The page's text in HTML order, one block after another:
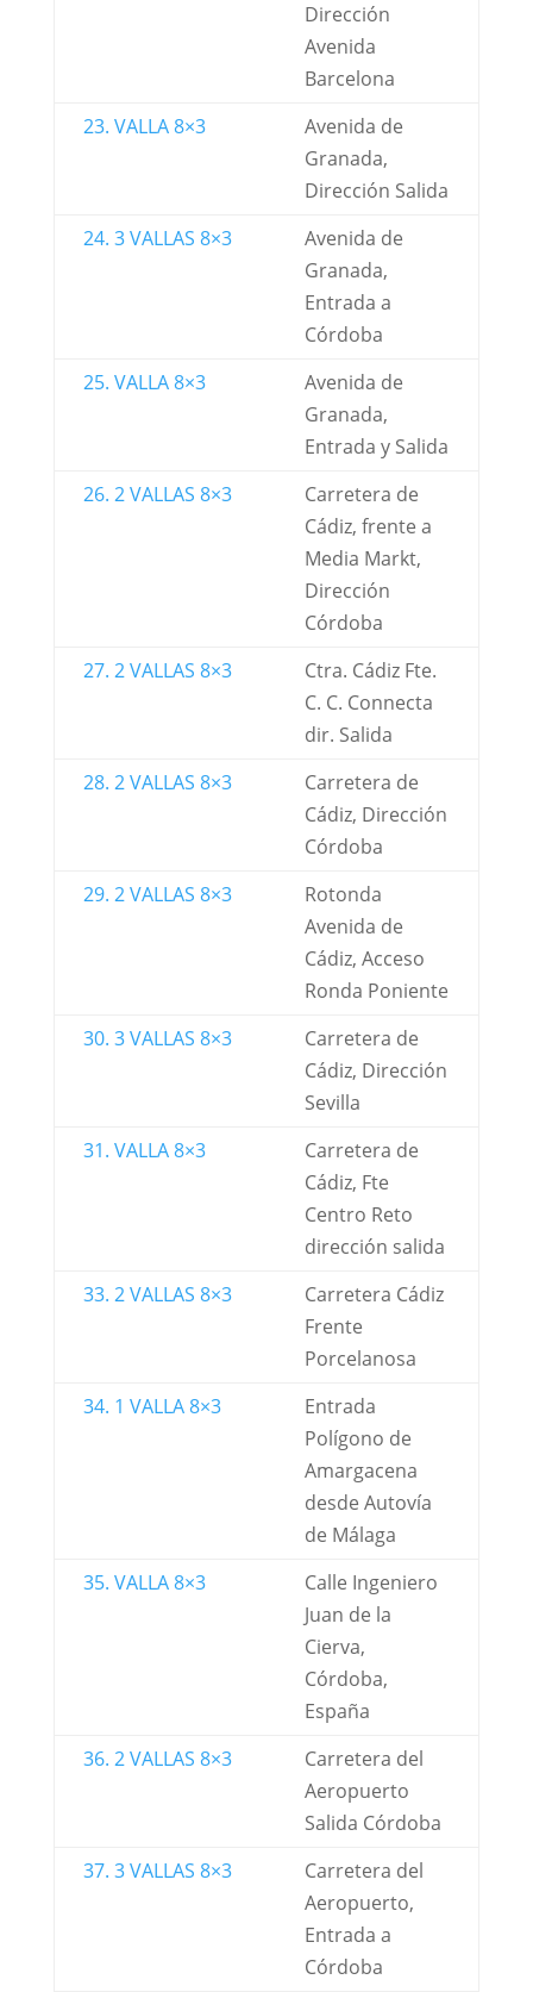
Dirección
Avenida
Barcelona
23. VALLA 8×3
Avenida de
Granada,
Dirección Salida
24. 3 VALLAS 8×3
Avenida de
Granada,
Entrada a
Córdoba
25. VALLA 8×3
Avenida de
Granada,
Entrada y Salida
26. 2 VALLAS 8×3
Carretera de
Cádiz, frente a
Media Markt,
Dirección
Córdoba
27. 2 VALLAS 8×3
Ctra. Cádiz Fte.
C. C. Connecta
dir. Salida
28. 2 VALLAS 8×3
Carretera de
Cádiz, Dirección
Córdoba
29. 2 VALLAS 8×3
Rotonda
Avenida de
Cádiz, Acceso
Ronda Poniente
30. 3 VALLAS 8×3
Carretera de
Cádiz, Dirección
Sevilla
31. VALLA 8×3
Carretera de
Cádiz, Fte
Centro Reto
dirección salida
33. 2 VALLAS 8×3
Carretera Cádiz
Frente
Porcelanosa
34. 1 VALLA 8×3
Entrada
Polígono de
Amargacena
desde Autovía
de Málaga
35. VALLA 8×3
Calle Ingeniero
Juan de la
Cierva,
Córdoba,
España
36. 2 VALLAS 8×3
Carretera del
Aeropuerto
Salida Córdoba
37. 3 VALLAS 8×3
Carretera del
Aeropuerto,
Entrada a
Córdoba